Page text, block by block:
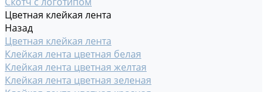
Цветная клейкая лента
Назад
Цветная клейкая лента
Клейкая лента цветная белая
Клейкая лента цветная желтая
Клейкая лента цветная зеленая